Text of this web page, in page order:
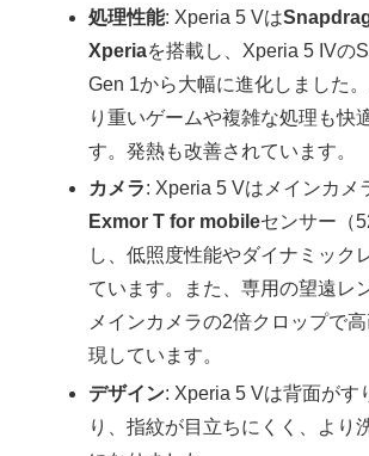
処理性能: Xperia 5 Vは
Xperiaを搭載し、Xperia 5 IVの
Gen 1から大幅に進化しました
り重いゲームや複雑な処理も快
す。発熱も改善されています。
カメラ: Xperia 5 Vはメインカメ
Exmor T for mobileセンサー（
し、低照度性能やダイナミック
ています。また、専用の望遠レ
メインカメラの2倍クロップで
現しています。
デザイン: Xperia 5 Vは背面がす
り、指紋が目立ちにくく、より